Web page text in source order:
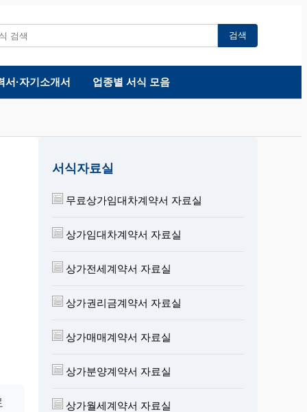
검색
서·자기소개서 업종별 서식 모음
서식자료실
무료상가임대차계약서 자료실
상가임대차계약서 자료실
상가전세계약서 자료실
상가권리금계약서 자료실
상가매매계약서 자료실
상가분양계약서 자료실
상가월세계약서 자료실